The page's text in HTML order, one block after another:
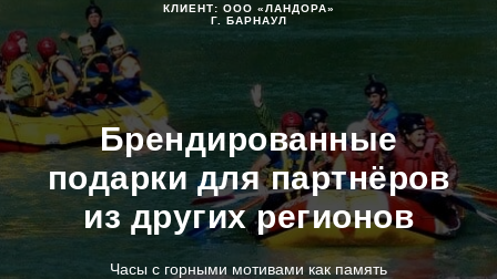
КЛИЕНТ: ООО «ЛАНДОРА»
Г. БАРНАУЛ
Брендированные
подарки для партнёров
из других регионов
Часы с горными мотивами как память